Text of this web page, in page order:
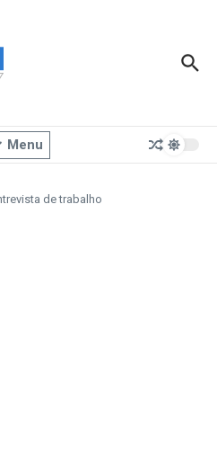
Menu
de trabalho